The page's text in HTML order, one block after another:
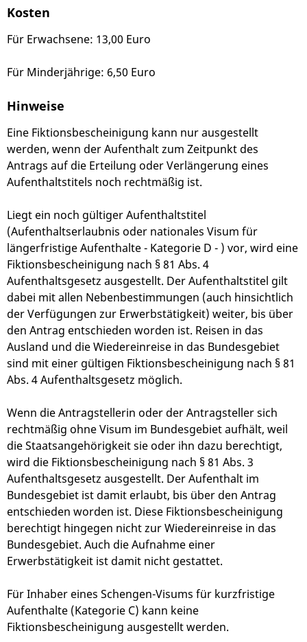
Kosten
Für Erwachsene: 13,00 Euro
Für Minderjährige: 6,50 Euro
Hinweise
Eine Fiktionsbescheinigung kann nur ausgestellt
werden, wenn der Aufenthalt zum Zeitpunkt des
Antrags auf die Erteilung oder Verlängerung eines
Aufenthaltstitels noch rechtmäßig ist.
Liegt ein noch gültiger Aufenthaltstitel
(Aufenthaltserlaubnis oder nationales Visum für
längerfristige Aufenthalte - Kategorie D - ) vor, wird eine
Fiktionsbescheinigung nach § 81 Abs. 4
Aufenthaltsgesetz ausgestellt. Der Aufenthaltstitel gilt
dabei mit allen Nebenbestimmungen (auch hinsichtlich
der Verfügungen zur Erwerbstätigkeit) weiter, bis über
den Antrag entschieden worden ist. Reisen in das
Ausland und die Wiedereinreise in das Bundesgebiet
sind mit einer gültigen Fiktionsbescheinigung nach § 81
Abs. 4 Aufenthaltsgesetz möglich.
Wenn die Antragstellerin oder der Antragsteller sich
rechtmäßig ohne Visum im Bundesgebiet aufhält, weil
die Staatsangehörigkeit sie oder ihn dazu berechtigt,
wird die Fiktionsbescheinigung nach § 81 Abs. 3
Aufenthaltsgesetz ausgestellt. Der Aufenthalt im
Bundesgebiet ist damit erlaubt, bis über den Antrag
entschieden worden ist. Diese Fiktionsbescheinigung
berechtigt hingegen nicht zur Wiedereinreise in das
Bundesgebiet. Auch die Aufnahme einer
Erwerbstätigkeit ist damit nicht gestattet.
Für Inhaber eines Schengen-Visums für kurzfristige
Aufenthalte (Kategorie C) kann keine
Fiktionsbescheinigung ausgestellt werden.